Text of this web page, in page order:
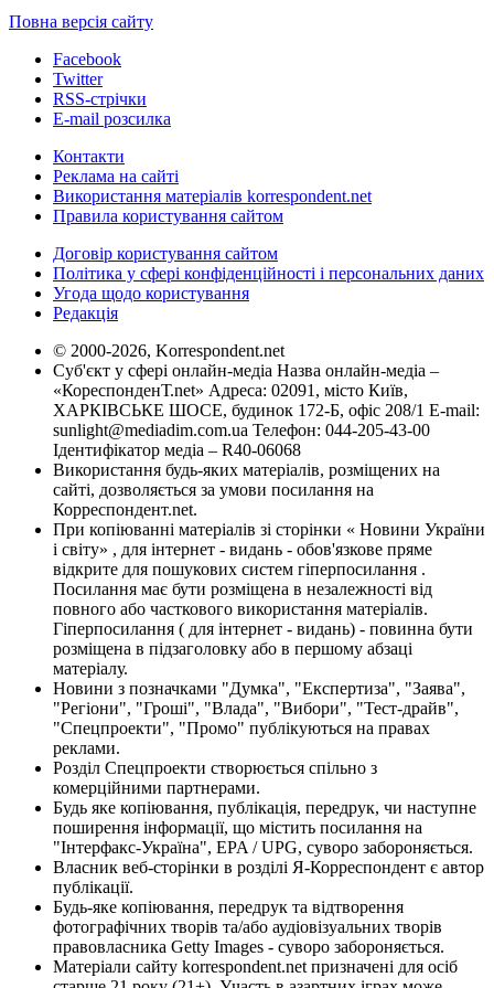
Повна версія сайту
Facebook
Twitter
RSS-стрічки
E-mail розсилка
Контакти
Реклама на сайті
Використання матеріалів korrespondent.net
Правила користування сайтом
Договір користування сайтом
Політика у сфері конфіденційності і персональних даних
Угода щодо користування
Редакція
© 2000-2026, Korrespondent.net
Суб'єкт у сфері онлайн-медіа Назва онлайн-медіа –
«КореспонденТ.net» Адреса: 02091, місто Київ,
ХАРКІВСЬКЕ ШОСЕ, будинок 172-Б, офіс 208/1 E-mail:
sunlight@mediadim.com.ua Телефон: 044-205-43-00
Ідентифікатор медіа – R40-06068
Використання будь-яких матеріалів, розміщених на
сайті, дозволяється за умови посилання на
Корреспондент.net.
При копіюванні матеріалів зі сторінки « Новини України
і світу» , для інтернет - видань - обов'язкове пряме
відкрите для пошукових систем гіперпосилання .
Посилання має бути розміщена в незалежності від
повного або часткового використання матеріалів.
Гіперпосилання ( для інтернет - видань) - повинна бути
розміщена в підзаголовку або в першому абзаці
матеріалу.
Новини з позначками "Думка", "Експертиза", "Заява",
"Регіони", "Гроші", "Влада", "Вибори", "Тест-драйв",
"Спецпроекти", "Промо" публікуються на правах
реклами.
Розділ Спецпроекти створюється спільно з
комерційними партнерами.
Будь яке копіювання, публікація, передрук, чи наступне
поширення інформації, що містить посилання на
"Інтерфакс-Україна", EPA / UPG, суворо забороняється.
Власник веб-сторінки в розділі Я-Корреспондент є автор
публікації.
Будь-яке копіювання, передрук та відтворення
фотографічних творів та/або аудіовізуальних творів
правовласника Getty Images - суворо забороняється.
Матеріали сайту korrespondent.net призначені для осіб